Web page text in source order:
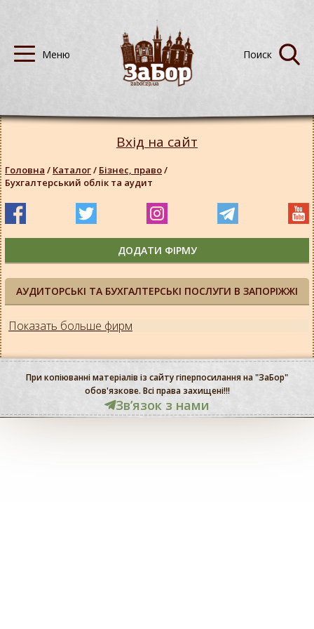
АУДИТОРСЬКІ ТА БУХГАЛТЕРСЬКІ ПОСЛУГИ В ЗАПОРІЖЖІ
Показать больше фирм
Вхід на сайт
Головна / Каталог/ Бізнес, право/
Бухгалтерський облік та аудит
ДОДАТИ ФІРМУ
При копіюванні матеріалів із сайту гіперпосилання на "ЗаБор"
обов'язкове. Всі права захищені!!!
Звʼязок з нами